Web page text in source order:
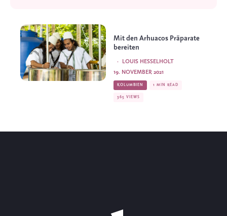
Mit den Arhuacos Präparate
bereiten
LOUIS HESSELHOLT
·
19. NOVEMBER 2021
KOLUMBIEN 1 MIN READ
365 VIEWS